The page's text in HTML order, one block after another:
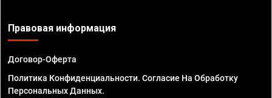
Правовая информация
Договор-Оферта
Политика Конфиденциальности. Согласие На Обработку
Персональных Данных.